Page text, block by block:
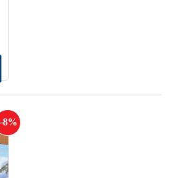
8